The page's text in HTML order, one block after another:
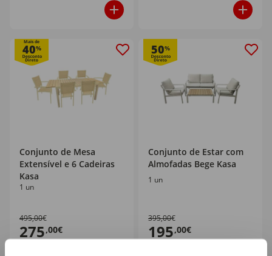
Mais de
40%
Conjunto de Mesa
Extensível e 6 Cadeiras
Kasa
1 un
495,00€
275,00€
50%
Conjunto de Estar com
Almofadas Bege Kasa
1 un
395,00€
195,00€